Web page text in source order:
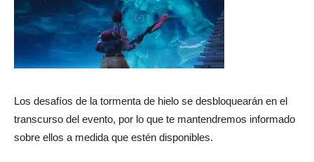
Los desafíos de la tormenta de hielo se desbloquearán en el
transcurso del evento, por lo que te mantendremos informado
sobre ellos a medida que estén disponibles.